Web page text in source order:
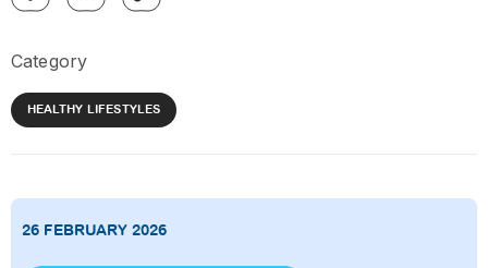
Category
HEALTHY LIFESTYLES
26 FEBRUARY 2026